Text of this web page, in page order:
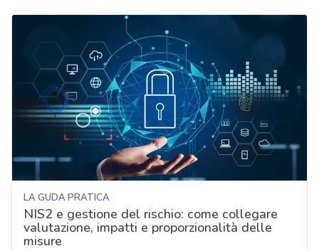
LA GUDA PRATICA
NIS2 e gestione del rischio: come collegare
valutazione, impatti e proporzionalità delle
misure